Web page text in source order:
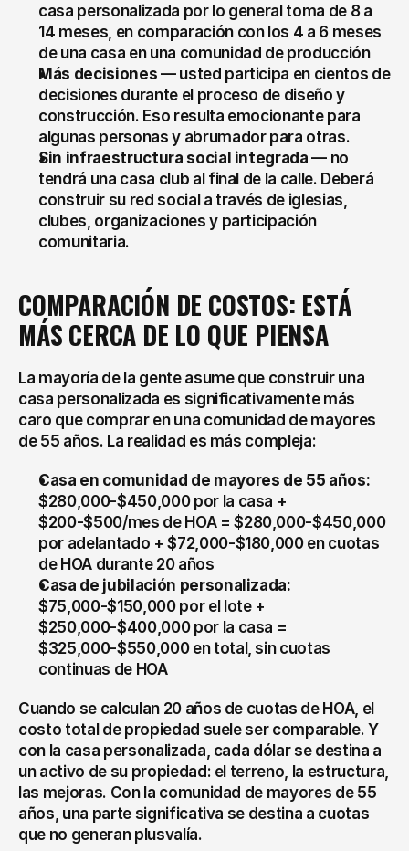
casa personalizada por lo general toma de 8 a
14 meses, en comparación con los 4 a 6 meses
de una casa en una comunidad de producción
Más decisiones — usted participa en cientos de
decisiones durante el proceso de diseño y
construcción. Eso resulta emocionante para
algunas personas y abrumador para otras.
Sin infraestructura social integrada — no
tendrá una casa club al final de la calle. Deberá
construir su red social a través de iglesias,
clubes, organizaciones y participación
comunitaria.
COMPARACIÓN DE COSTOS: ESTÁ
MÁS CERCA DE LO QUE PIENSA
La mayoría de la gente asume que construir una
casa personalizada es significativamente más
caro que comprar en una comunidad de mayores
de 55 años. La realidad es más compleja:
Casa en comunidad de mayores de 55 años:
$280,000-$450,000 por la casa +
$200-$500/mes de HOA = $280,000-$450,000
por adelantado + $72,000-$180,000 en cuotas
de HOA durante 20 años
Casa de jubilación personalizada:
$75,000-$150,000 por el lote +
$250,000-$400,000 por la casa =
$325,000-$550,000 en total, sin cuotas
continuas de HOA
Cuando se calculan 20 años de cuotas de HOA, el
costo total de propiedad suele ser comparable. Y
con la casa personalizada, cada dólar se destina a
un activo de su propiedad: el terreno, la estructura,
las mejoras. Con la comunidad de mayores de 55
años, una parte significativa se destina a cuotas
que no generan plusvalía.